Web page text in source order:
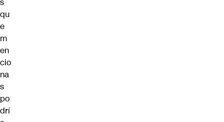
qu
e
m
en
cio
na
s
po
drí